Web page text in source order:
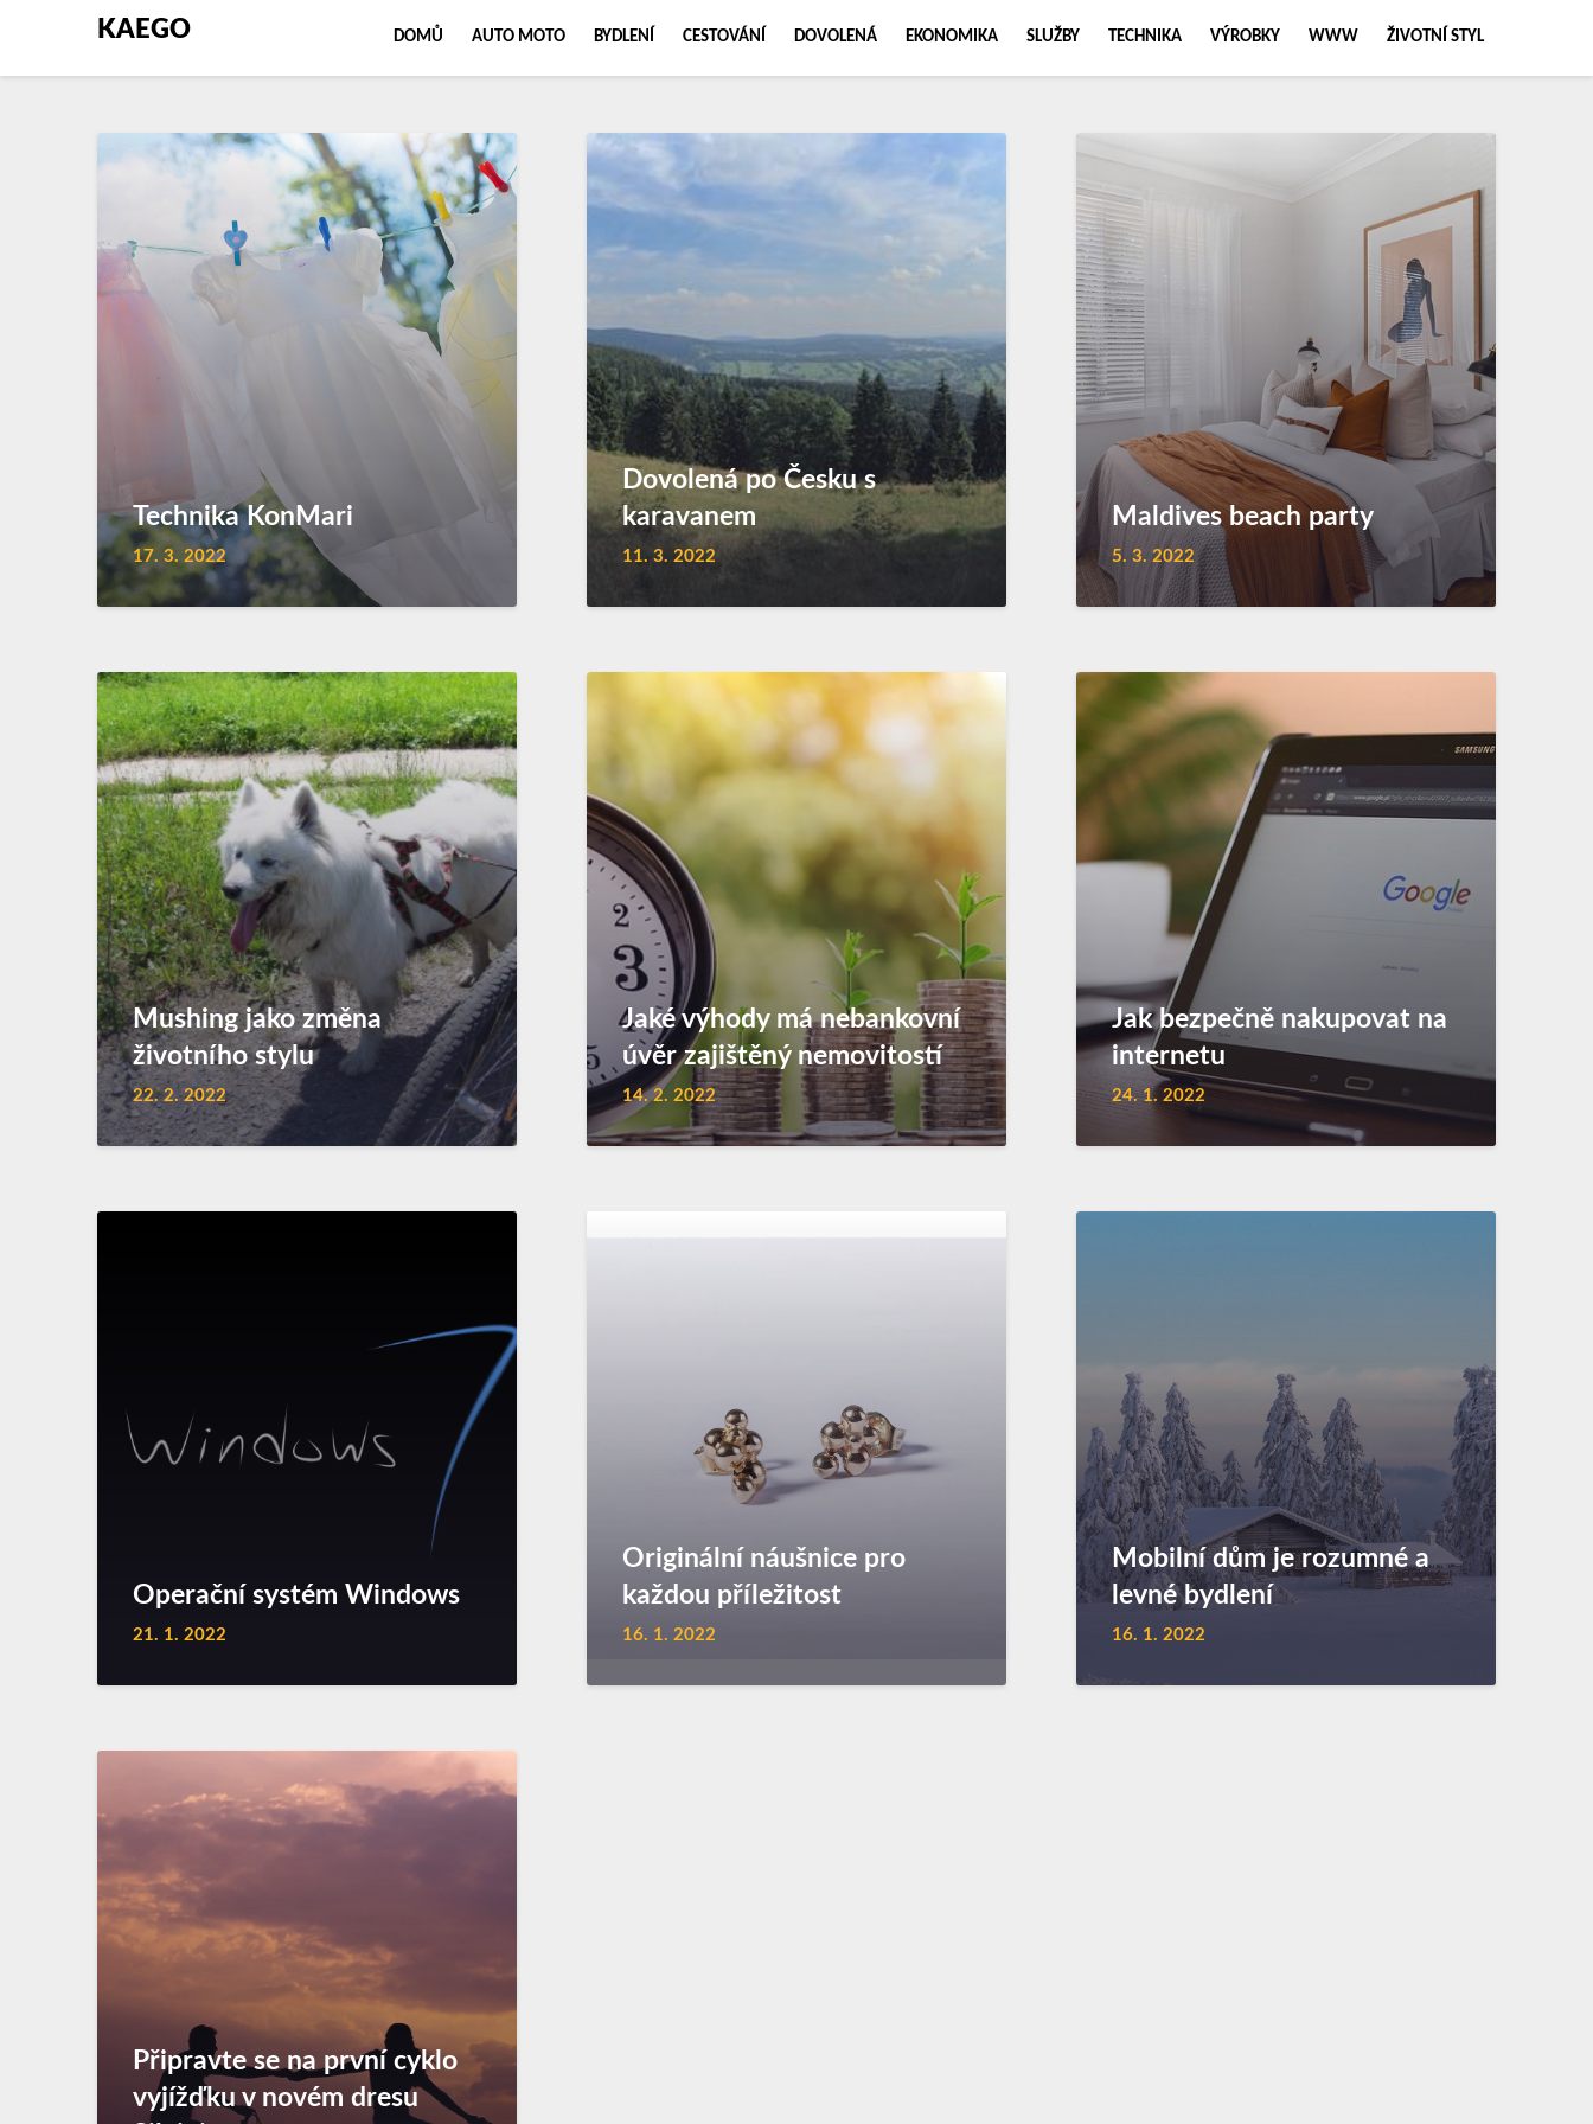
KAEGO DOMŮ AUTO MOTO BYDLENÍ CESTOVÁNÍ DOVOLENÁ EKONOMIKA SLUŽBY TECHNIKA VÝROBKY WWW ŽIVOTNÍ STYL
Technika KonMari
17. 3. 2022
Dovolená po Česku s
karavanem
11. 3. 2022
Maldives beach party
5. 3. 2022
Mushing jako změna
životního stylu
22. 2. 2022
Jaké výhody má nebankovní
úvěr zajištěný nemovitostí
14. 2. 2022
Jak bezpečně nakupovat na
internetu
24. 1. 2022
Operační systém Windows
21. 1. 2022
Originální náušnice pro
každou příležitost
16. 1. 2022
Mobilní dům je rozumné a
levné bydlení
16. 1. 2022
Připravte se na první cyklo
vyjížďku v novém dresu